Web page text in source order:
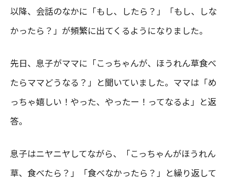
以降、会話のなかに「もし、したら？」「もし、しな
かったら？」が頻繁に出てくるようになりました。
先日、息子がママに「こっちゃんが、ほうれん草食べ
たらママどうなる？」と聞いていました。ママは「め
っちゃ嬉しい！やった、やったー！ってなるよ」と返
答。
息子はニヤニヤしてながら、「こっちゃんがほうれん
草、食べたら？」「食べなかったら？」と繰り返して